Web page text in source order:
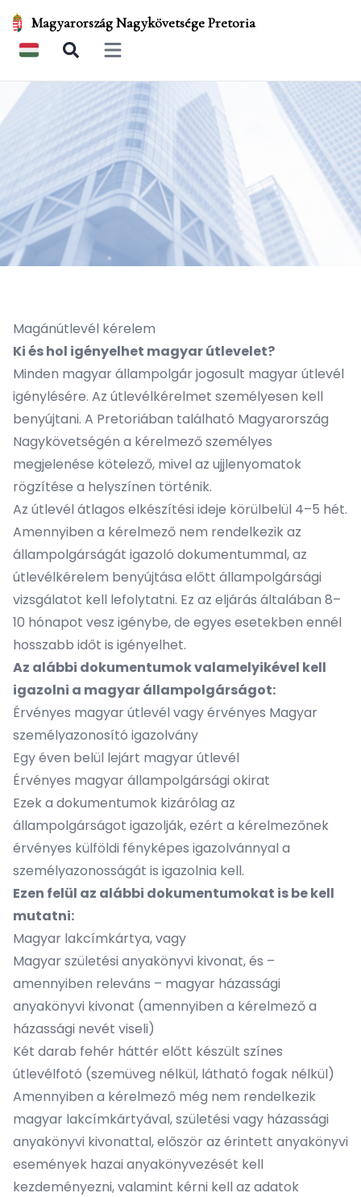
Magyarország Nagykövetsége Pretoria
Open main menu
Magánútlevél kérelem
Ki és hol igényelhet magyar útlevelet?
Minden magyar állampolgár jogosult magyar útlevél
igénylésére. Az útlevélkérelmet személyesen kell
benyújtani. A Pretoriában található Magyarország
Nagykövetségén a kérelmező személyes
megjelenése kötelező, mivel az ujjlenyomatok
rögzítése a helyszínen történik.
Az útlevél átlagos elkészítési ideje körülbelül 4–5 hét.
Amennyiben a kérelmező nem rendelkezik az
állampolgárságát igazoló dokumentummal, az
útlevélkérelem benyújtása előtt állampolgársági
vizsgálatot kell lefolytatni. Ez az eljárás általában 8–
10 hónapot vesz igénybe, de egyes esetekben ennél
hosszabb időt is igényelhet.
Az alábbi dokumentumok valamelyikével kell
igazolni a magyar állampolgárságot:
Érvényes magyar útlevél vagy érvényes Magyar
személyazonosító igazolvány
Egy éven belül lejárt magyar útlevél
Érvényes magyar állampolgársági okirat
Ezek a dokumentumok kizárólag az
állampolgárságot igazolják, ezért a kérelmezőnek
érvényes külföldi fényképes igazolvánnyal a
személyazonosságát is igazolnia kell.
Ezen felül az alábbi dokumentumokat is be kell
mutatni:
Magyar lakcímkártya, vagy
Magyar születési anyakönyvi kivonat, és –
amennyiben releváns – magyar házassági
anyakönyvi kivonat (amennyiben a kérelmező a
házassági nevét viseli)
Két darab fehér háttér előtt készült színes
útlevélfotó (szemüveg nélkül, látható fogak nélkül)
Amennyiben a kérelmező még nem rendelkezik
magyar lakcímkártyával, születési vagy házassági
anyakönyvi kivonattal, először az érintett anyakönyvi
események hazai anyakönyvezését kell
kezdeményezni, valamint kérni kell az adatok